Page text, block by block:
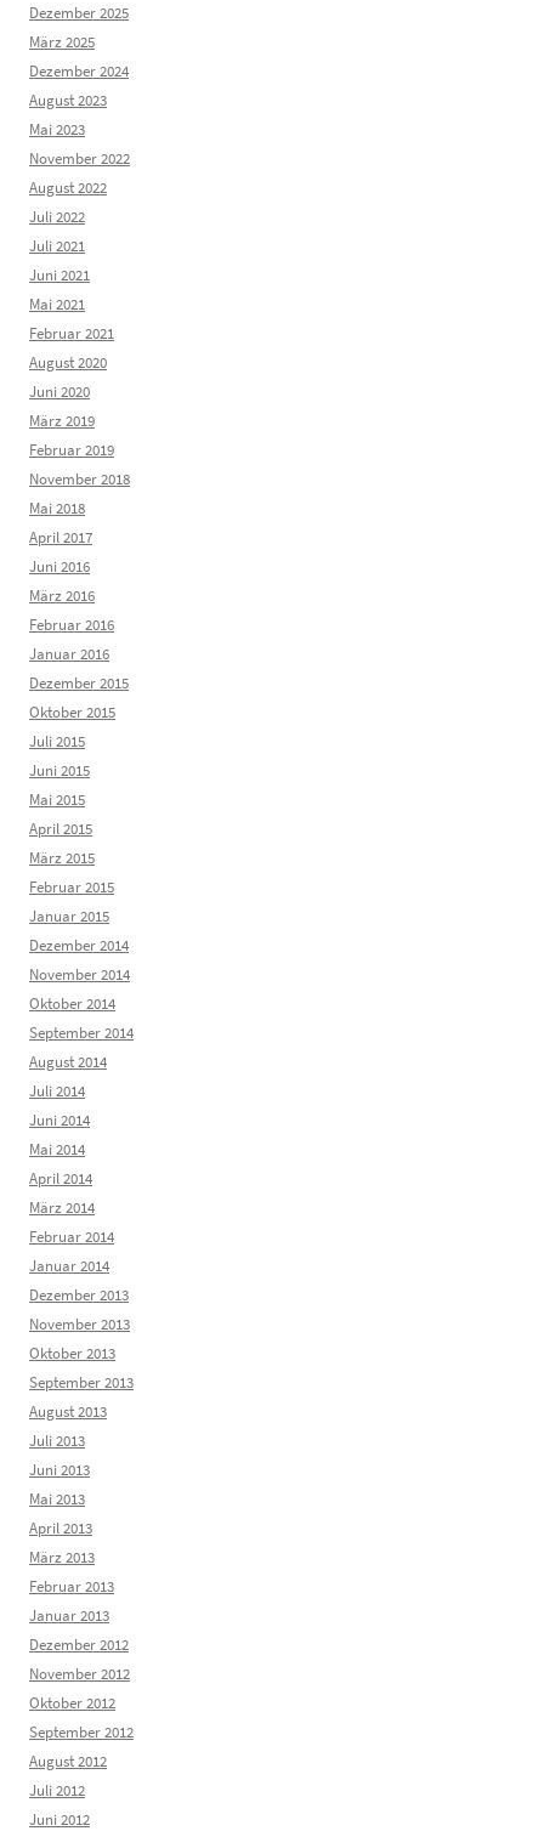
Dezember 2025
März 2025
Dezember 2024
August 2023
Mai 2023
November 2022
August 2022
Juli 2022
Juli 2021
Juni 2021
Mai 2021
Februar 2021
August 2020
Juni 2020
März 2019
Februar 2019
November 2018
Mai 2018
April 2017
Juni 2016
März 2016
Februar 2016
Januar 2016
Dezember 2015
Oktober 2015
Juli 2015
Juni 2015
Mai 2015
April 2015
März 2015
Februar 2015
Januar 2015
Dezember 2014
November 2014
Oktober 2014
September 2014
August 2014
Juli 2014
Juni 2014
Mai 2014
April 2014
März 2014
Februar 2014
Januar 2014
Dezember 2013
November 2013
Oktober 2013
September 2013
August 2013
Juli 2013
Juni 2013
Mai 2013
April 2013
März 2013
Februar 2013
Januar 2013
Dezember 2012
November 2012
Oktober 2012
September 2012
August 2012
Juli 2012
Juni 2012